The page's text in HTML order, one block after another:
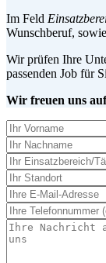
Im Feld
Wunschberuf,
Wir prüfen Ihre
passenden Job für
Wir freuen uns